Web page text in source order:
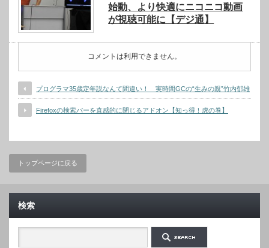
始動、より快適にニコニコ動画
が視聴可能に【デジ通】
コメントは利用できません。
プログラマ35歳定年説なんて間違い！ 実時間GCの“生みの親”竹内郁雄
Firefoxの検索バーを直感的に閉じるアドオン【知っ得！虎の巻】
トップページに戻る
検索